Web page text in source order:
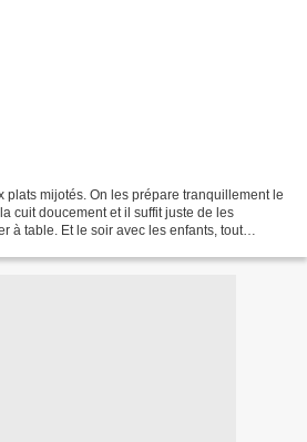
plats mijotés. On les prépare tranquillement le
cuit doucement et il suffit juste de les
à table. Et le soir avec les enfants, tout